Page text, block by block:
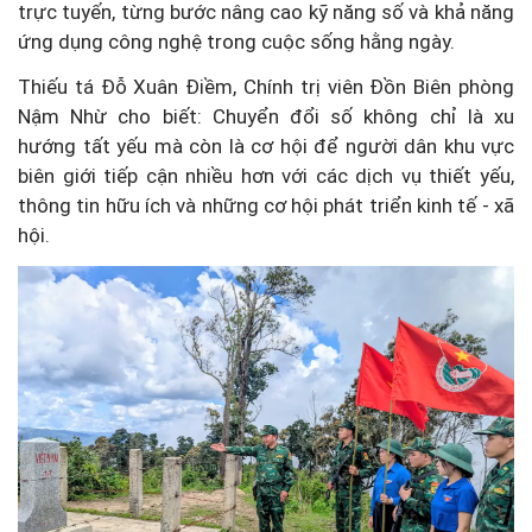
trực tuyến, từng bước nâng cao kỹ năng số và khả năng
ứng dụng công nghệ trong cuộc sống hằng ngày.
Thiếu tá Đỗ Xuân Điềm, Chính trị viên Đồn Biên phòng
Nậm Nhừ cho biết: Chuyển đổi số không chỉ là xu
hướng tất yếu mà còn là cơ hội để người dân khu vực
biên giới tiếp cận nhiều hơn với các dịch vụ thiết yếu,
thông tin hữu ích và những cơ hội phát triển kinh tế - xã
hội.